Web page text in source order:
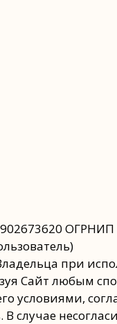
ОГРНИП
при
Сайт любым
условиями,
случае